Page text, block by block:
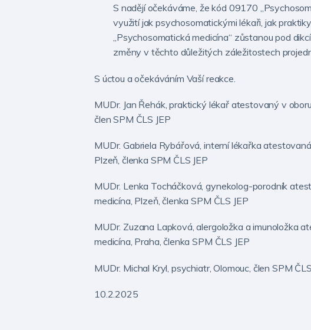
S nadějí očekáváme, že kód 09170
využití jak psychosomatickými lékaři, jak
„Psychosomatická medicína“ zůstanou pod
změny v těchto důležitých záležitostech
S úctou a očekáváním Vaší reakce.
MUDr. Jan Řehák, praktický lékař atestovaný v
člen SPM ČLS JEP
MUDr. Gabriela Rybářová, interní lékařka
Plzeň, členka SPM ČLS JEP
MUDr. Lenka Tocháčková, gynekolog-porodník
medicína, Plzeň, členka SPM ČLS JEP
MUDr. Zuzana Lapková, alergoložka a imunoložka
medicína, Praha, členka SPM ČLS JEP
MUDr. Michal Kryl, psychiatr, Olomouc, člen SPM
10.2.2025